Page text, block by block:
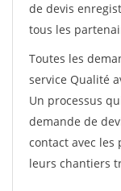
de devis
tous les
Toutes les
service Qualité
Un processus
demande de
contact avec
leurs chantiers